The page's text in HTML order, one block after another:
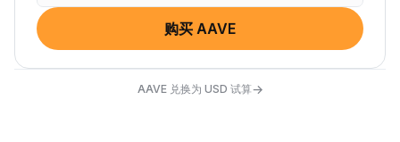
购买 AAVE
AAVE 兑换为 USD 试算→